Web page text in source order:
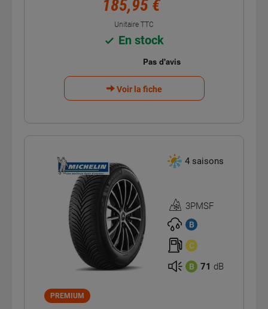
185,95 €
Unitaire TTC
En stock
Voir la fiche
4 saisons
Homologation
3PMSF
3PMSF
B
C
B 71 dB
PREMIUM